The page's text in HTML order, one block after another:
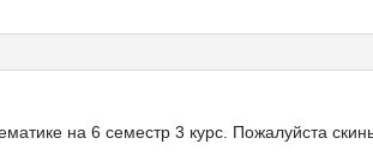
на 6 семестр 3 курс. Пожалуйста